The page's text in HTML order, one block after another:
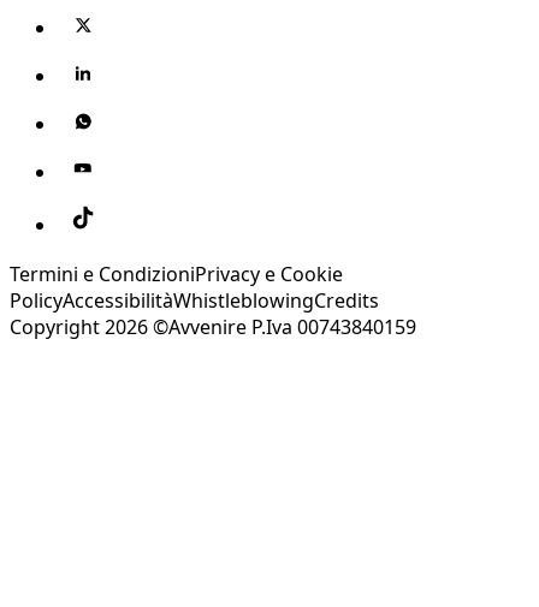
Termini e CondizioniPrivacy e Cookie
PolicyAccessibilitàWhistleblowingCredits
Copyright 2026 ©Avvenire P.Iva 00743840159